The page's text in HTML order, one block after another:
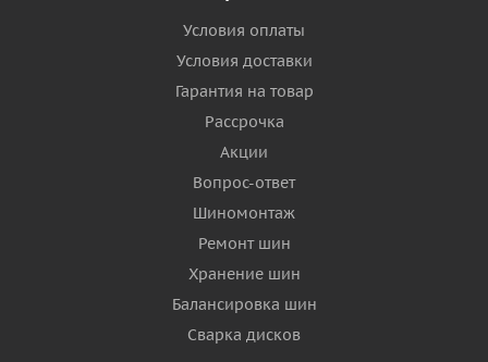
Условия оплаты
Условия доставки
Гарантия на товар
Рассрочка
Акции
Вопрос-ответ
Шиномонтаж
Ремонт шин
Хранение шин
Балансировка шин
Сварка дисков